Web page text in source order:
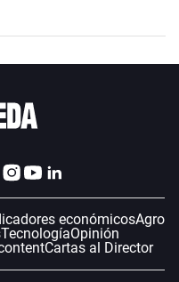
económicosAgro
TecnologíaOpinión
Cartas al Director